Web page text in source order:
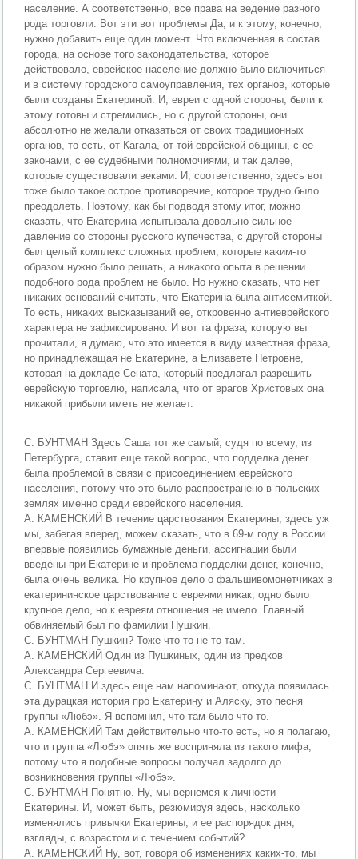
население. А соответственно, все права на ведение разного
рода торговли. Вот эти вот проблемы Да, и к этому, конечно,
нужно добавить еще один момент. Что включенная в состав
города, на основе того законодательства, которое
действовало, еврейское население должно было включиться
и в систему городского самоуправления, тех органов, которые
были созданы Екатериной. И, евреи с одной стороны, были к
этому готовы и стремились, но с другой стороны, они
абсолютно не желали отказаться от своих традиционных
органов, то есть, от Кагала, от той еврейской общины, с ее
законами, с ее судебными полномочиями, и так далее,
которые существовали веками. И, соответственно, здесь вот
тоже было такое острое противоречие, которое трудно было
преодолеть. Поэтому, как бы подводя этому итог, можно
сказать, что Екатерина испытывала довольно сильное
давление со стороны русского купечества, с другой стороны
был целый комплекс сложных проблем, которые каким-то
образом нужно было решать, а никакого опыта в решении
подобного рода проблем не было. Но нужно сказать, что нет
никаких оснований считать, что Екатерина была антисемиткой.
То есть, никаких высказываний ее, откровенно антиеврейского
характера не зафиксировано. И вот та фраза, которую вы
прочитали, я думаю, что это имеется в виду известная фраза,
но принадлежащая не Екатерине, а Елизавете Петровне,
которая на докладе Сената, который предлагал разрешить
еврейскую торговлю, написала, что от врагов Христовых она
никакой прибыли иметь не желает.
С. БУНТМАН Здесь Саша тот же самый, судя по всему, из
Петербурга, ставит еще такой вопрос, что подделка денег
была проблемой в связи с присоединением еврейского
населения, потому что это было распространено в польских
землях именно среди еврейского населения.
А. КАМЕНСКИЙ В течение царствования Екатерины, здесь уж
мы, забегая вперед, можем сказать, что в 69-м году в России
впервые появились бумажные деньги, ассигнации были
введены при Екатерине и проблема подделки денег, конечно,
была очень велика. Но крупное дело о фальшивомонетчиках в
екатерининское царствование с евреями никак, одно было
крупное дело, но к евреям отношения не имело. Главный
обвиняемый был по фамилии Пушкин.
С. БУНТМАН Пушкин? Тоже что-то не то там.
А. КАМЕНСКИЙ Один из Пушкиных, один из предков
Александра Сергеевича.
С. БУНТМАН И здесь еще нам напоминают, откуда появилась
эта дурацкая история про Екатерину и Аляску, это песня
группы «Любэ». Я вспомнил, что там было что-то.
А. КАМЕНСКИЙ Там действительно что-то есть, но я полагаю,
что и группа «Любэ» опять же восприняла из такого мифа,
потому что я подобные вопросы получал задолго до
возникновения группы «Любэ».
С. БУНТМАН Понятно. Ну, мы вернемся к личности
Екатерины. И, может быть, резюмируя здесь, насколько
изменялись привычки Екатерины, и ее распорядок дня,
взгляды, с возрастом и с течением событий?
А. КАМЕНСКИЙ Ну, вот, говоря об изменениях каких-то, мы